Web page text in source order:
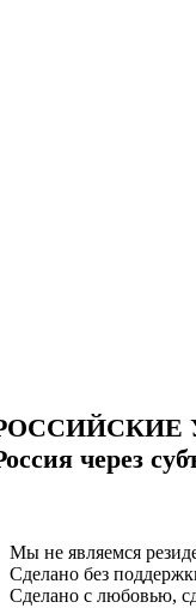
через
Мы не являемся
Сделано без
Сделано с любовью,